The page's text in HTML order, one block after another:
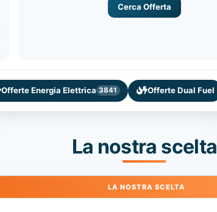
Cerca Offerta
Offerte Energia Elettrica 3841 Offerte Dual Fuel
La nostra scelta